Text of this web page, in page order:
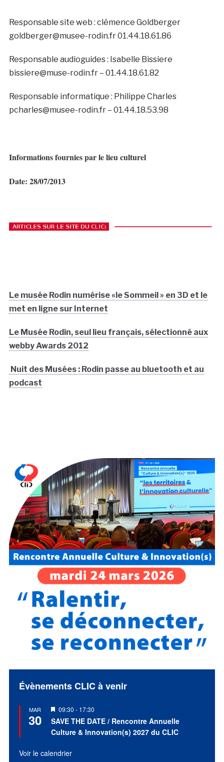
Responsable site web : clémence Goldberger
goldberger@musee-rodin.fr 01.44.18.61.86
Responsable audioguides : Isabelle Bissiere
bissiere@muse-rodin.fr – 01.44.18.61.82
Responsable informatique : Philippe Charles
pcharles@musee-rodin.fr – 01.44.18.53.98
Informations fournies par le lieu culturel
Date: 28/07/2013
Le musée Rodin numérise «le Sommeil » en 3D et le
met en ligne sur Internet
Le Musée Rodin, seul lieu français, sélectionné aux
webby Awards 2012
Nuit des Musées : Rodin passe au bluetooth et au
podcast
Évènements CLIC à venir
MAR
30
Mis
en
avant
09:30 - 17:30
SAVE THE DATE / Rencontre Annuelle
Culture & Innovation(s) 2027 du CLIC
Voir le calendrier